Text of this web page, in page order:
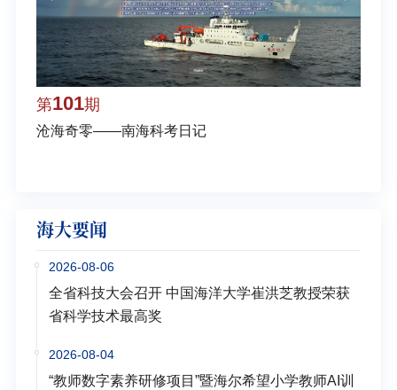
第101期
沧海奇零——南海科考日记
海大要闻
2026-08-06
全省科技大会召开 中国海洋大学崔洪芝教授荣获
省科学技术最高奖
2026-08-04
“教师数字素养研修项目”暨海尔希望小学教师AI训